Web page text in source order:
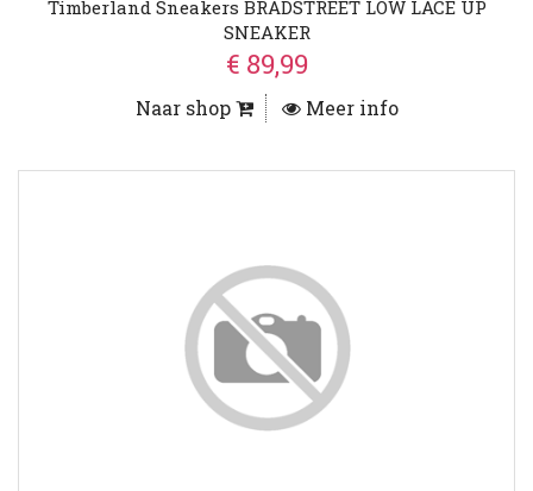
Timberland Sneakers BRADSTREET LOW LACE UP
SNEAKER
€ 89,99
Naar shop Meer info